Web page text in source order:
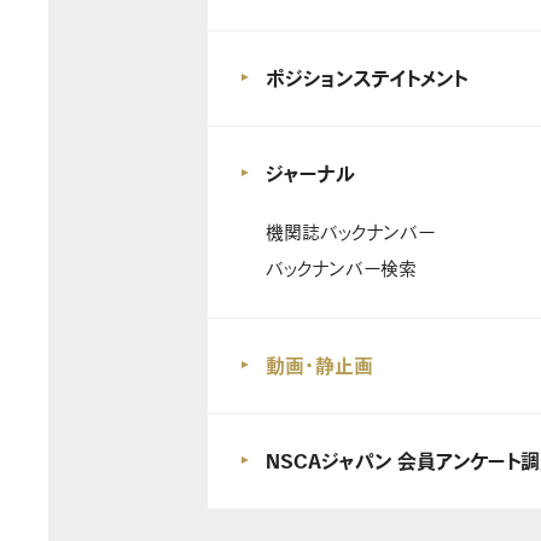
ポジションステイトメント
ジャーナル
機関誌バックナンバー
バックナンバー検索
動画・静止画
NSCAジャパン 会員アンケート